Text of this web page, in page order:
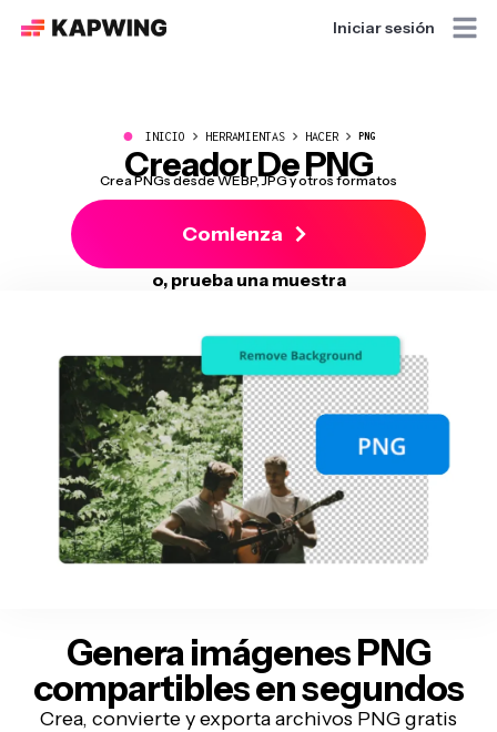
Iniciar sesión
● INICIO HERRAMIENTAS HACER PNG
Creador De PNG
Crea PNGs desde WEBP, JPG y otros formatos
Comienza
o, prueba una muestra
Genera imágenes PNG
compartiblesen segundos
Crea, convierte y exporta archivos PNG gratis